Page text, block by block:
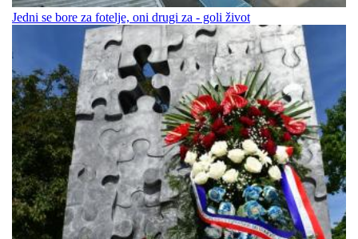
Jedni se bore za fotelje, oni drugi za - goli život